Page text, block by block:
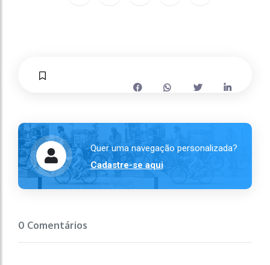
Quer uma navegação personalizada?
Cadastre-se aqui
0 Comentários